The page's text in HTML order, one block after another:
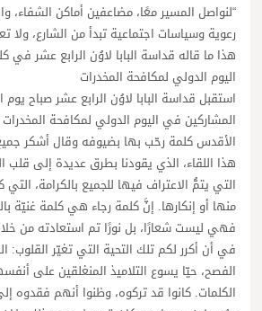
“لنواصل المسير معًا، مضاعفين أماكن الشفاء،
رعوية وسياسات اجتماعية تبدأ من الشارع، ولا
هذا ما قاله قداسة البابا لاوُن الرابع عشر في
اليوم الدولي لمكافحة المخدرات
استقبل قداسة البابا لاوُن الرابع عشر صباح
المشاركين في اليوم الدولي لمكافحة
الأقدس كلمة رحّب بها بضيوفه وقال أشكر
هذا اللقاء، الذي يقودنا بطرق عديدة إلى قلب
التي يتمُّ الاعتراف فيها للجميع بالكرامة، التي
منها أو إنكارها. إنَّ كلمة رجاء هي كلمة غنيّة
فهي ليست شعارًا، بل نورًا تم استعادته من
في أن أكرر لكم تلك التحية التي تغيّر
الفصح، حيّا يسوع التلاميذ المنغلقين على
الكلمات. كانوا قد تركوه، وظنوا أنهم فقدوه